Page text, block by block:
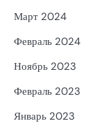
Март 2024
Февраль 2024
Ноябрь 2023
Февраль 2023
Январь 2023